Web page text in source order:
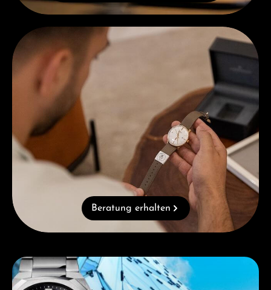
Beratung erhalten
Beratung erhalten
Kategoriegalerie überspringen